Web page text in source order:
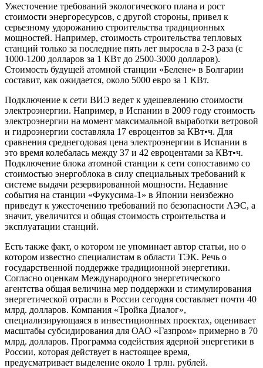
Ужесточение требований экологического плана и рост
стоимости энергоресурсов, с другой стороны, привел к
серьезному удорожанию строительства традиционных
мощностей. Например, стоимость строительства тепловых
станций только за последние пять лет выросла в 2-3 раза (с
1000-1200 долларов за 1 КВт до 2500-3000 долларов).
Стоимость будущей атомной станции «Белене» в Болгарии
составит, как ожидается, около 5000 евро за 1 КВт.
Подключение к сети ВИЭ ведет к удешевлению стоимости
электроэнергии. Например, в Испании в 2009 году стоимость
электроэнергии на момент максимальной выработки ветровой
и гидроэнергии составляла 17 евроцентов за КВт•ч. Для
сравнения среднегодовая цена электроэнергии в Испании в
это время колебалась между 37 и 42 евроцентами за КВт•ч.
Подключение блока атомной станции к сети сопоставимо со
стоимостью энергоблока в силу специальных требований к
системе выдачи резервированной мощности. Недавние
события на станции «Фукусима-1» в Японии неизбежно
приведут к ужесточению требований по безопасности АЭС, а
значит, увеличится и общая стоимость строительства и
эксплуатации станций.
Есть также факт, о котором не упоминает автор статьи, но о
котором известно специалистам в области ТЭК. Речь о
государственной поддержке традиционной энергетики.
Согласно оценкам Международного энергетического
агентства общая величина мер поддержки и стимулирования
энергетической отрасли в России сегодня составляет почти 40
млрд. долларов. Компания «Тройка Диалог»,
специализирующаяся в инвестиционных проектах, оценивает
масштабы субсидирования для ОАО «Газпром» примерно в 70
млрд. долларов. Программа содействия ядерной энергетики в
России, которая действует в настоящее время,
предусматривает выделение около 1 трлн. рублей.